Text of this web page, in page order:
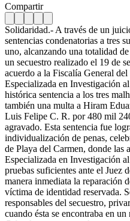
Compartir
Solidaridad.- A través de un
sentencias condenatorias a tres
uno, alcanzando una totalidad
un secuestro realizado el 19 de
acuerdo a la Fiscalía General
Especializada en Investigación
histórica sentencia a los tres
también una multa a Hiram
Luis Felipe C. R. por 480 mil
agravado. Esta sentencia fue
individualización de penas,
de Playa del Carmen, donde las
Especializada en Investigación
pruebas suficientes ante el Juez
manera inmediata la reparación
víctima de identidad reservada.
responsables del secuestro,
cuando ésta se encontraba en